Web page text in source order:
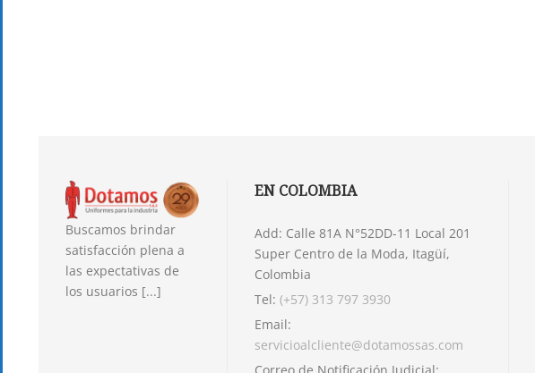
Buscamos brindar
satisfacción plena a
las expectativas de
los usuarios [...]
EN COLOMBIA
Add: Calle 81A N°52DD-11 Local 201
Super Centro de la Moda, Itagüí,
Colombia
Tel: (+57) 313 797 3930
Email:
servicioalcliente@dotamossas.com